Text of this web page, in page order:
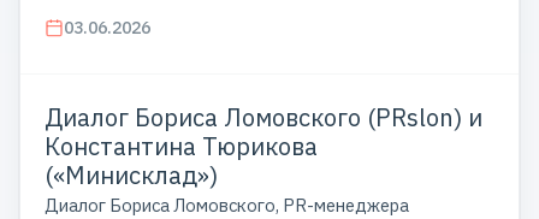
03.06.2026
Диалог Бориса Ломовского (PRslon) и
Константина Тюрикова
(«Минисклад»)
Диалог Бориса Ломовского, PR-менеджера